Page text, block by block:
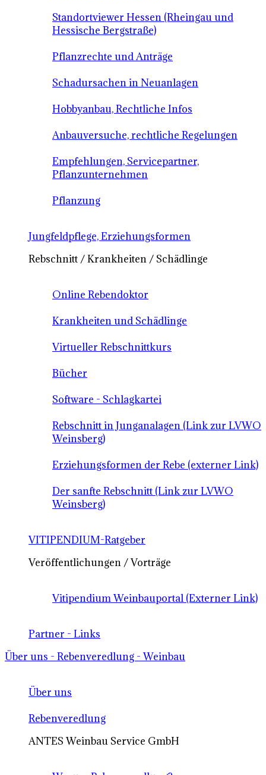
Standortviewer Hessen (Rheingau und
Hessische Bergstraße)
Pflanzrechte und Anträge
Schadursachen in Neuanlagen
Hobbyanbau, Rechtliche Infos
Anbauversuche, rechtliche Regelungen
Empfehlungen, Servicepartner,
Pflanzunternehmen
Pflanzung
Jungfeldpflege, Erziehungsformen
Rebschnitt / Krankheiten / Schädlinge
Online Rebendoktor
Krankheiten und Schädlinge
Virtueller Rebschnittkurs
Bücher
Software - Schlagkartei
Rebschnitt in Junganalagen (Link zur LVWO
Weinsberg)
Erziehungsformen der Rebe (externer Link)
Der sanfte Rebschnitt (Link zur LVWO
Weinsberg)
VITIPENDIUM-Ratgeber
Veröffentlichungen / Vorträge
Vitipendium Weinbauportal (Externer Link)
Partner - Links
Über uns - Rebenveredlung - Weinbau
Über uns
Rebenveredlung
ANTES Weinbau Service GmbH